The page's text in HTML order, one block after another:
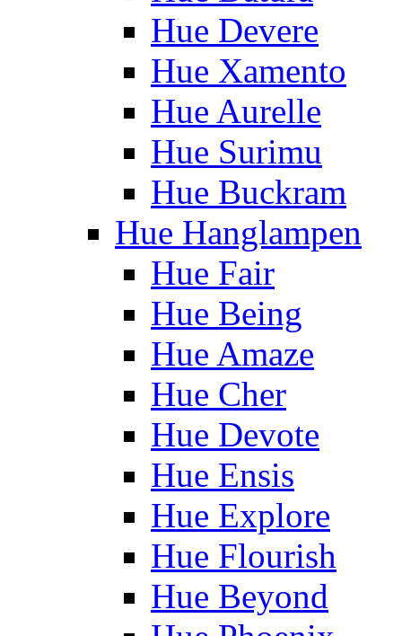
Hue Devere
Hue Xamento
Hue Aurelle
Hue Surimu
Hue Buckram
Hue Hanglampen
Hue Fair
Hue Being
Hue Amaze
Hue Cher
Hue Devote
Hue Ensis
Hue Explore
Hue Flourish
Hue Beyond